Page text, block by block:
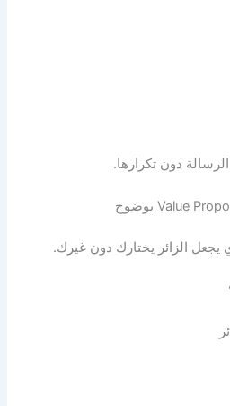
دون تكرارها.
الزائر يختارك دون غيرك.